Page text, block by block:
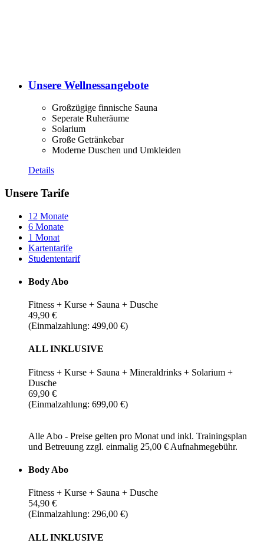
Unsere Wellnessangebote
Großzügige finnische Sauna
Seperate Ruheräume
Solarium
Große Getränkebar
Moderne Duschen und Umkleiden
Details
Unsere Tarife
12 Monate
6 Monate
1 Monat
Kartentarife
Studententarif
Body Abo
Fitness + Kurse + Sauna + Dusche
49,90 €
(Einmalzahlung: 499,00 €)
ALL INKLUSIVE
Fitness + Kurse + Sauna + Mineraldrinks + Solarium +
Dusche
69,90 €
(Einmalzahlung: 699,00 €)
Alle Abo - Preise gelten pro Monat und inkl. Trainingsplan
und Betreuung zzgl. einmalig 25,00 € Aufnahmegebühr.
Body Abo
Fitness + Kurse + Sauna + Dusche
54,90 €
(Einmalzahlung: 296,00 €)
ALL INKLUSIVE